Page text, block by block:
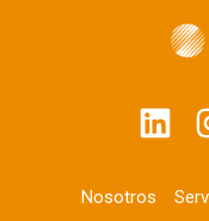
Nosotros